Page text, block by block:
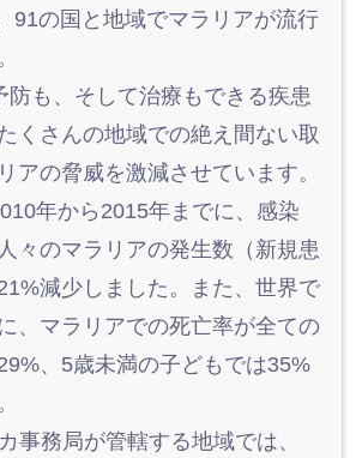
91の国と地域でマラリアが流行
防も、そして治療もできる疾患
くさんの地域での絶え間ない取
アの脅威を激減させています。
年から2015年までに、感染
々のマラリアの発生数（新規患
減少しました。また、世界で
、マラリアでの死亡率が全ての
、5歳未満の子どもでは35%
事務局が管轄する地域では、